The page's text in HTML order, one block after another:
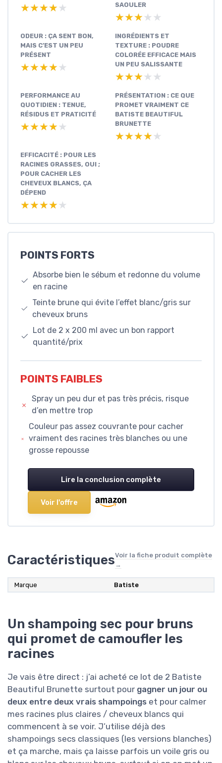
★★★★★
★★★★★
SAOULER
★★★★★
★★★★★
ODEUR : ÇA SENT BON,
MAIS C’EST UN PEU
PRÉSENT
★★★★★
★★★★★
INGRÉDIENTS ET
TEXTURE : POUDRE
COLORÉE EFFICACE MAIS
UN PEU SALISSANTE
★★★★★
★★★★★
PERFORMANCE AU
QUOTIDIEN : TENUE,
RÉSIDUS ET PRATICITÉ
★★★★★
★★★★★
PRÉSENTATION : CE QUE
PROMET VRAIMENT CE
BATISTE BEAUTIFUL
BRUNETTE
★★★★★
★★★★★
EFFICACITÉ : POUR LES
RACINES GRASSES, OUI ;
POUR CACHER LES
CHEVEUX BLANCS, ÇA
DÉPEND
★★★★★
★★★★★
POINTS FORTS
Absorbe bien le sébum et redonne du volume
en racine
Teinte brune qui évite l’effet blanc/gris sur
cheveux bruns
Lot de 2 x 200 ml avec un bon rapport
quantité/prix
POINTS FAIBLES
Spray un peu dur et pas très précis, risque
d’en mettre trop
Couleur pas assez couvrante pour cacher
vraiment des racines très blanches ou une
grosse repousse
Lire la conclusion complète
Voir l'offre
CaractéristiquesVoir la fiche produit complète
→
Marque Batiste
Un shampoing sec pour bruns
qui promet de camoufler les
racines
Je vais être direct : j’ai acheté ce lot de 2 Batiste
Beautiful Brunette surtout pour gagner un jour ou
deux entre deux vrais shampoings et pour calmer
mes racines plus claires / cheveux blancs qui
commencent à se voir. J’utilise déjà des
shampoings secs classiques (les versions blanches)
et ça marche, mais ça laisse parfois un voile gris ou